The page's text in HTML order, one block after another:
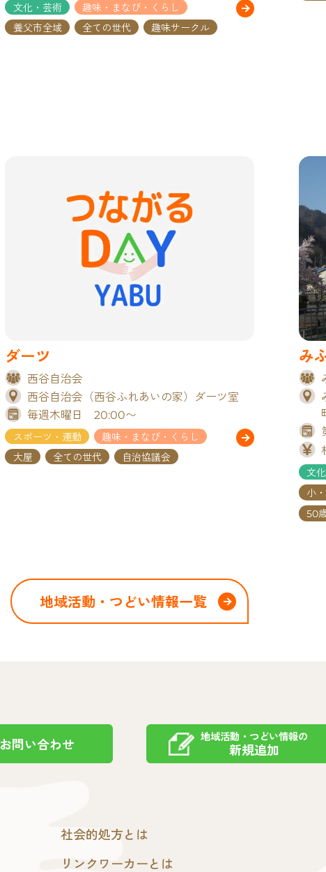
文化・芸術
趣味・まなび・くらし
養父市全域
全ての世代 趣味サークル
ダーツ
西谷自治会
西谷自治会（西谷ふれあいの家）ダーツ室
毎週木曜日 20:00〜
スポーツ・運動
趣味・まなび・くらし
大屋
全ての世代 自治協議会
み
文
小
50
地域活動・つどい情報一覧
お問い合わせ
地域活動・つどい情報の
新規追加
社会的処方とは
リンクワーカーとは